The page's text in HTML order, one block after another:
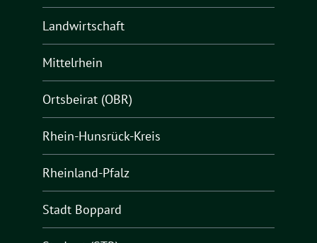
Landwirtschaft
Mittelrhein
Ortsbeirat (OBR)
Rhein-Hunsrück-Kreis
Rheinland-Pfalz
Stadt Boppard